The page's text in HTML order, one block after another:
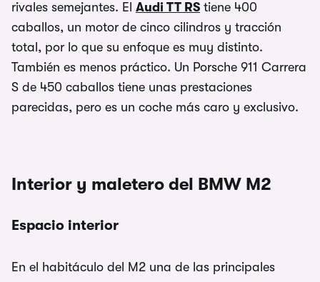
rivales semejantes. El Audi TT RS tiene 400
caballos, un motor de cinco cilindros y tracción
total, por lo que su enfoque es muy distinto.
También es menos práctico. Un Porsche 911 Carrera
S de 450 caballos tiene unas prestaciones
parecidas, pero es un coche más caro y exclusivo.
Interior y maletero del BMW M2
Espacio interior
En el habitáculo del M2 una de las principales